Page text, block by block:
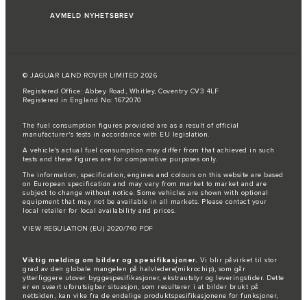
AVMELD NYHETSBREV
© JAGUAR LAND ROVER LIMITED 2026
Registered Office: Abbey Road, Whitley, Coventry CV3 4LF
Registered in England No: 1672070
The fuel consumption figures provided are as a result of official
manufacturer's tests in accordance with EU legislation.
A vehicle's actual fuel consumption may differ from that achieved in such
tests and these figures are for comparative purposes only.
The information, specification, engines and colours on this website are based
on European specification and may vary from market to market and are
subject to change without notice. Some vehicles are shown with optional
equipment that may not be available in all markets. Please contact your
local retailer for local availability and prices.
VIEW REGULATION (EU) 2020/740 PDF
Viktig melding om bilder og spesifikasjoner. Vi blir påvirket til stor
grad av den globale mangelen på halvledere(mikrochip), som går
ytterliggere utover byggespesifikasjoner, ekstrautstyr og leveringstider. Dette
er en svært uforutsigbar situasjon, som resulterer i at bilder brukt på
nettsiden, kan vike fra de endelige produktspesifikasjonene for funksjoner,